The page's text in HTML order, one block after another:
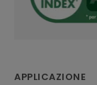
• PRESERVA
APPLICAZIONE